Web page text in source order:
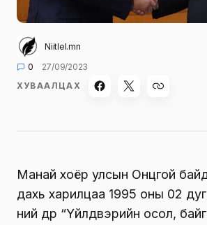
Niitlel.mn
0
27/09/2023
ХУВААЛЦАХ
Манай хоёр улсын Онцгой
дахь харилцаа 1995 оны 02
ний өдөр “Үйлдвэрийн осол,